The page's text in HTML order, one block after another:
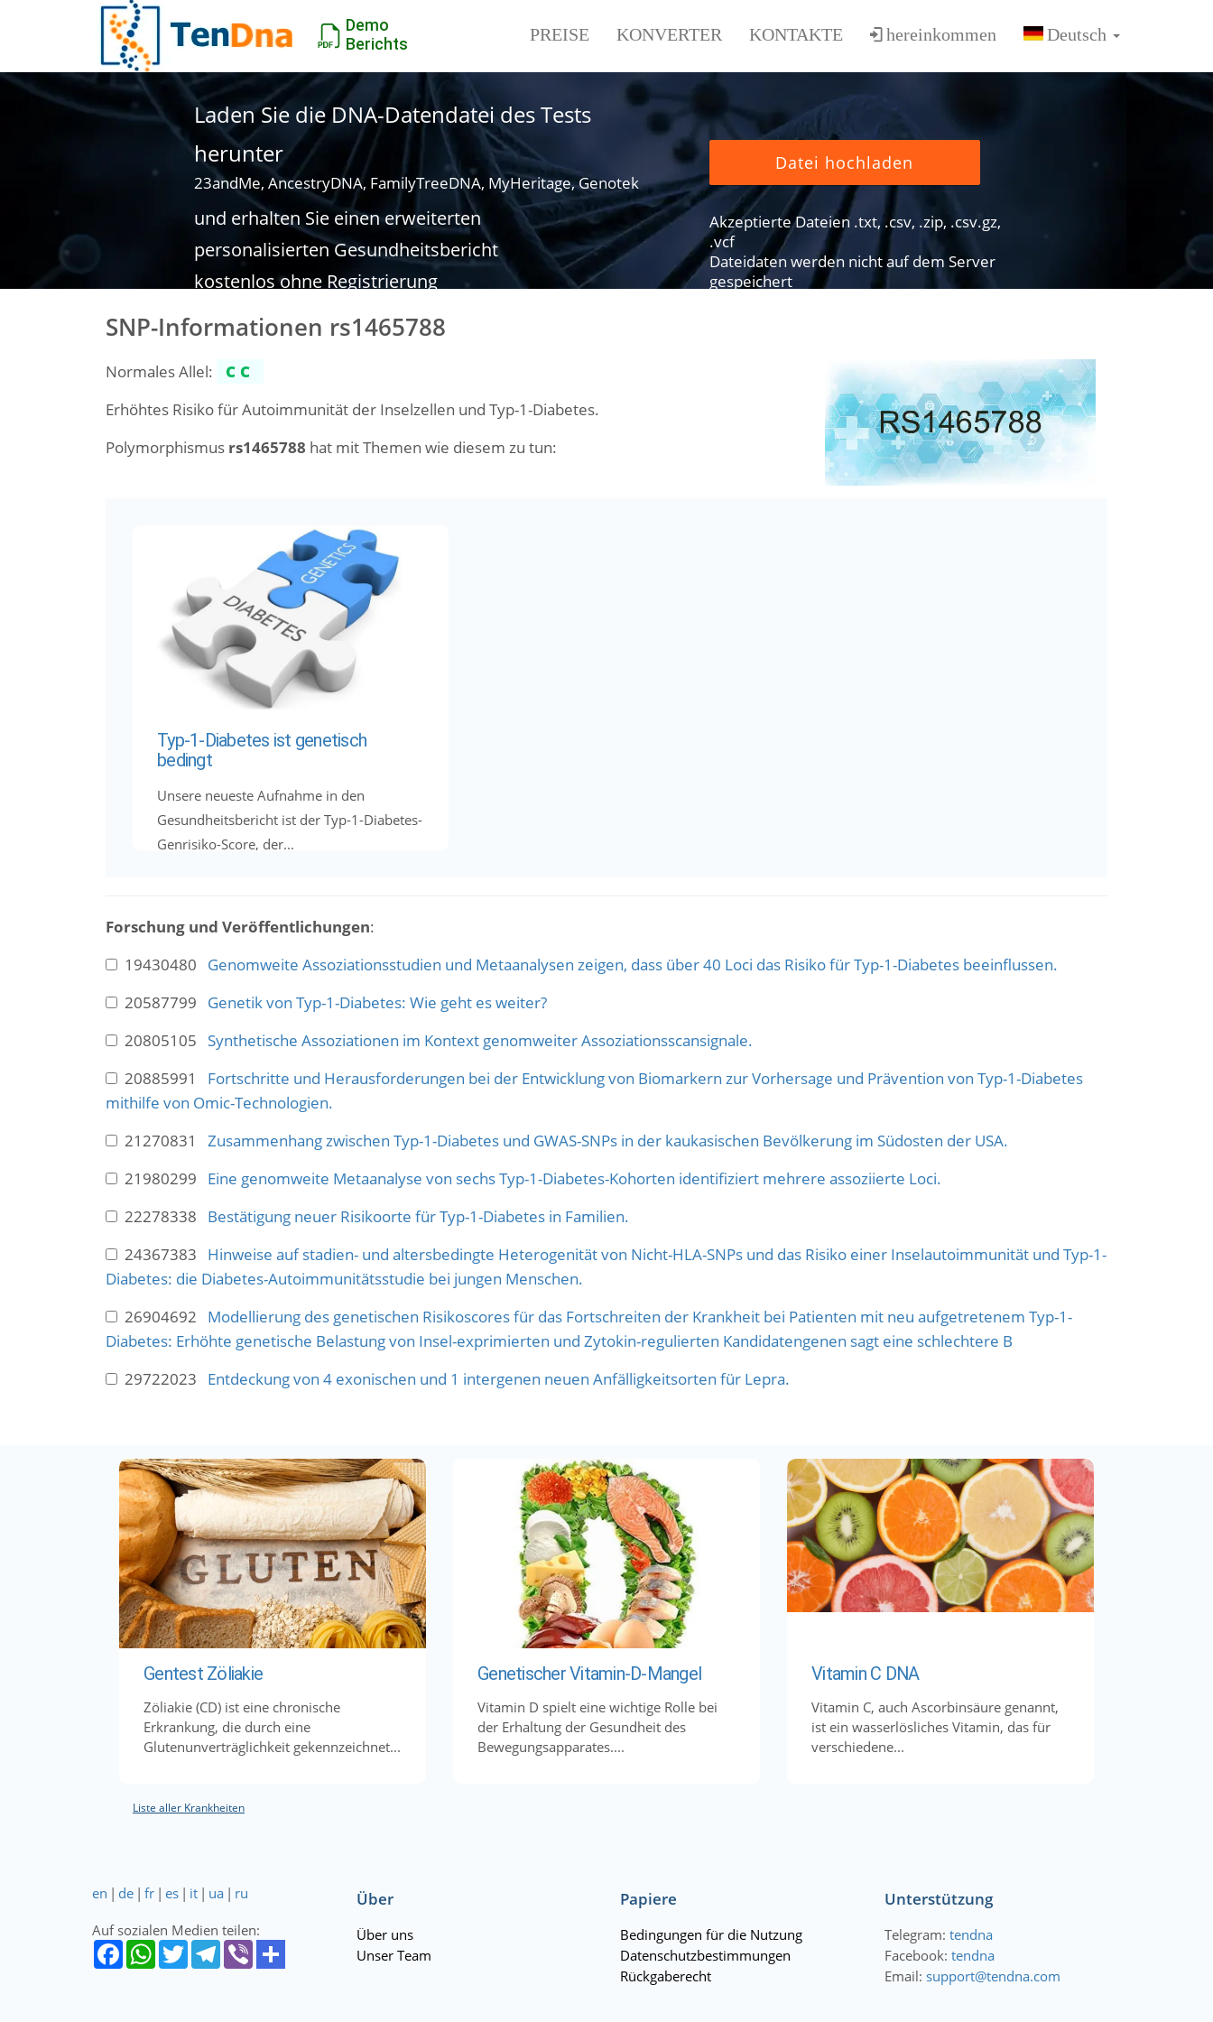
Demo
Berichts
PREISE KONVERTER KONTAKTE hereinkommen
Laden Sie die DNA-Datendatei des Tests
herunter
23andMe, AncestryDNA, FamilyTreeDNA, MyHeritage, Genotek
und erhalten Sie einen erweiterten
personalisierten Gesundheitsbericht
kostenlos ohne Registrierung
Datei hochladen
Akzeptierte Dateien .txt, .csv, .zip, .csv.gz,
.vcf
Dateidaten werden nicht auf dem Server
gespeichert
SNP-Informationen rs1465788
Normales Allel:
CC
Erhöhtes Risiko für Autoimmunität der Inselzellen und Typ-1-Diabetes.
Polymorphismus rs1465788 hat mit Themen wie diesem zu tun:
Typ-1-Diabetes ist genetisch
bedingt
Unsere neueste Aufnahme in den
Gesundheitsbericht ist der Typ-1-Diabetes-
Genrisiko-Score, der...
Forschung und Veröffentlichungen:
19430480 Genomweite Assoziationsstudien und Metaanalysen zeigen, dass über 40 Loci das Risiko für Typ-1-Diabetes beeinflussen.
20587799 Genetik von Typ-1-Diabetes: Wie geht es weiter?
20805105 Synthetische Assoziationen im Kontext genomweiter Assoziationsscansignale.
20885991 Fortschritte und Herausforderungen bei der Entwicklung von Biomarkern zur Vorhersage und Prävention von Typ-1-Diabetes
mithilfe von Omic-Technologien.
21270831 Zusammenhang zwischen Typ-1-Diabetes und GWAS-SNPs in der kaukasischen Bevölkerung im Südosten der USA.
21980299 Eine genomweite Metaanalyse von sechs Typ-1-Diabetes-Kohorten identifiziert mehrere assoziierte Loci.
22278338 Bestätigung neuer Risikoorte für Typ-1-Diabetes in Familien.
24367383 Hinweise auf stadien- und altersbedingte Heterogenität von Nicht-HLA-SNPs und das Risiko einer Inselautoimmunität und Typ-1-
Diabetes: die Diabetes-Autoimmunitätsstudie bei jungen Menschen.
26904692 Modellierung des genetischen Risikoscores für das Fortschreiten der Krankheit bei Patienten mit neu aufgetretenem Typ-1-
Diabetes: Erhöhte genetische Belastung von Insel-exprimierten und Zytokin-regulierten Kandidatengenen sagt eine schlechtere B
29722023 Entdeckung von 4 exonischen und 1 intergenen neuen Anfälligkeitsorten für Lepra.
Gentest Zöliakie
Zöliakie (CD) ist eine chronische
Erkrankung, die durch eine
Glutenunverträglichkeit gekennzeichnet...
Genetischer Vitamin-D-Mangel
Vitamin D spielt eine wichtige Rolle bei
der Erhaltung der Gesundheit des
Bewegungsapparates....
Vitamin C DNA
Vitamin C, auch Ascorbinsäure genannt,
ist ein wasserlösliches Vitamin, das für
verschiedene...
Liste aller Krankheiten
en | de | fr | es | it | ua | ru
Auf sozialen Medien teilen:
Über
Über uns
Unser Team
Papiere
Bedingungen für die Nutzung
Datenschutzbestimmungen
Rückgaberecht
Unterstützung
Telegram: tendna
Facebook: tendna
Email: support@tendna.com